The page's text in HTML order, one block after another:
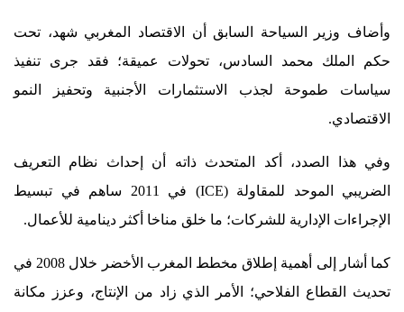
وأضاف وزير السياحة السابق أن الاقتصاد المغربي شهد، تحت
حكم الملك محمد السادس، تحولات عميقة؛ فقد جرى تنفيذ
سياسات طموحة لجذب الاستثمارات الأجنبية وتحفيز النمو
الاقتصادي.
وفي هذا الصدد، أكد المتحدث ذاته أن إحداث نظام التعريف
الضريبي الموحد للمقاولة (ICE) في 2011 ساهم في تبسيط
الإجراءات الإدارية للشركات؛ ما خلق مناخا أكثر دينامية للأعمال.
كما أشار إلى أهمية إطلاق مخطط المغرب الأخضر خلال 2008 في
تحديث القطاع الفلاحي؛ الأمر الذي زاد من الإنتاج، وعزز مكانة